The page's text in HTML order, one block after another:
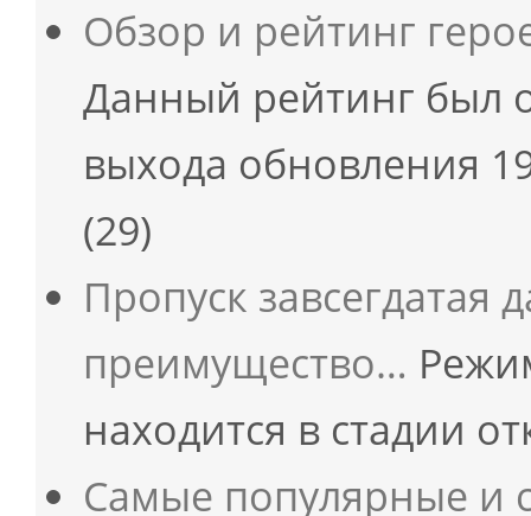
Обзор и рейтинг
Данный рейтинг был
выхода обновления
(29)
Пропуск завсегдатая
преимущество…
находится в стадии
Самые популярные и